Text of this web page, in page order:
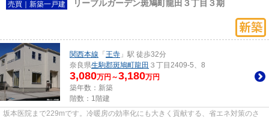
売買｜新築一戸建 リーブルガーデン斑鳩町龍田３丁目３期
関西本線 「 王寺 」駅 徒歩32分
奈良県生駒郡斑鳩町龍田 ３丁目2409-5、8
3,080万円～3,180万円
築年数：新築
階数：1階建
坂本医院まで229mです。冷暖房の効率化にも大きく貢献する、省エネ対策のさ